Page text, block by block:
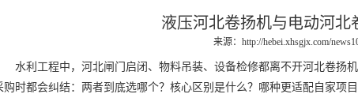
液压河北卷扬机与电动河
来源： http://hebei.xhsgjx.com/
利工程中， 河北闸门 启闭、物料吊装、设备检修都离不开河北卷扬机
购时都会纠结：两者到底选哪个？核心区别是什么？哪种更适配自家项